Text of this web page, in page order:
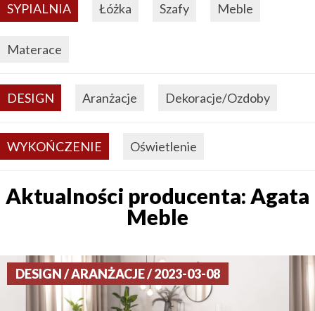
SYPIALNIA Łóżka Szafy Meble
Materace
DESIGN Aranżacje Dekoracje/Ozdoby
WYKOŃCZENIE Oświetlenie
Aktualności producenta: Agata
Meble
DESIGN / ARANŻACJE / 2023-03-08